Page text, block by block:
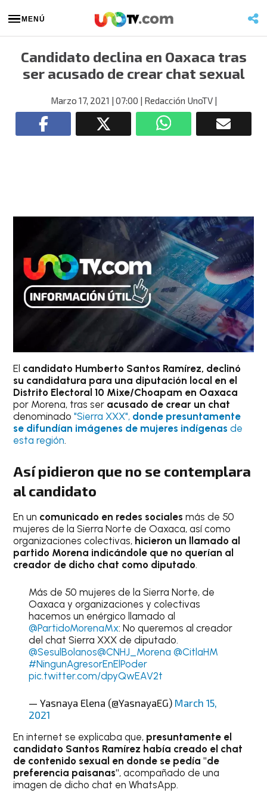
MENÚ
Candidato declina en Oaxaca tras
ser acusado de crear chat sexual
Marzo 17, 2021 | 07:00 | Redacción UnoTV|
El candidato Humberto Santos Ramírez, declinó
su candidatura para una diputación local en el
Distrito Electoral 10 Mixe/Choapam en Oaxaca
por Morena, tras ser acusado de crear un chat
denominado"Sierra XXX", donde presuntamente
se difundían imágenes de mujeres indígenasde
esta región.
Así pidieron que no se contemplara
al candidato
En un comunicado en redes sociales más de 50
mujeres de la Sierra Norte de Oaxaca, así como
organizaciones colectivas, hicieron un llamado al
partido Morena indicándole que no querían al
creador de dicho chat como diputado.
Más de 50 mujeres de la Sierra Norte, de
Oaxaca y organizaciones y colectivas
hacemos un enérgico llamado al
@PartidoMorenaMx: No queremos al creador
del chat Sierra XXX de diputado.
@SesulBolanos@CNHJ_Morena @CitlaHM
#NingunAgresorEnElPoder
pic.twitter.com/dpyQwEAV2t
— Yasnaya Elena (@YasnayaEG) March 15,
2021
En internet se explicaba que, presuntamente el
candidato Santos Ramírez había creado el chat
de contenido sexual en donde se pedía "de
preferencia paisanas", acompañado de una
imagen de dicho chat en WhatsApp.